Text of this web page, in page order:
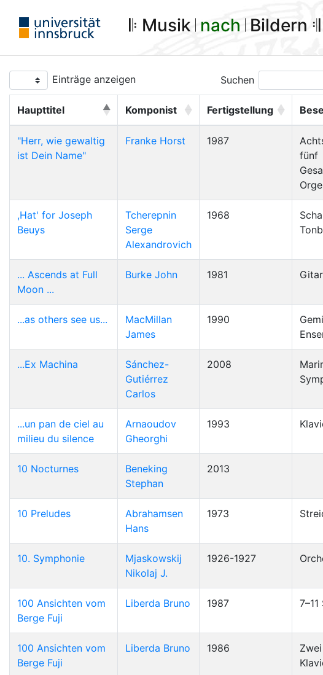
𝄆 Musik 𝄀 nach 𝄀 Bildern 𝄇
Einträge anzeigen Suchen
Haupttitel Komponist Fertigstellung
"Herr, wie gewaltig
ist Dein Name"
Franke Horst 1987
fünf
,Hat' for Joseph
Beuys
Tcherepnin
Serge
Alexandrovich
1968
... Ascends at Full
Moon ...
Burke John 1981
...as others see us...
MacMillan
James
1990
...Ex Machina
Sánchez-
Gutiérrez
Carlos
2008
...un pan de ciel au
milieu du silence
Arnaoudov
Gheorghi
1993
10 Nocturnes
Beneking
Stephan
2013
10 Preludes
Abrahamsen
Hans
1973
10. Symphonie
Mjaskowskij
Nikolaj J.
1926-1927
100 Ansichten vom
Berge Fuji
Liberda Bruno 1987
100 Ansichten vom
Berge Fuji
Liberda Bruno 1986